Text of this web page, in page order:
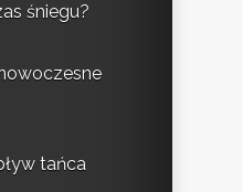
śniegu?
tańca